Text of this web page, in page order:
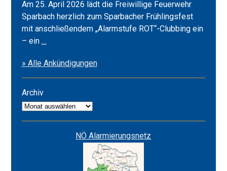
Am 25. April 2026 lädt die Freiwillige Feuerwehr
Sparbach herzlich zum Sparbacher Frühlingsfest
mit anschließendem „Alarmstufe ROT“-Clubbing ein
– ein …Frühlingsfest
&
Alarmstufe
» Alle Ankündigungen
Archiv
Archiv
NÖ Alarmierungsnetz